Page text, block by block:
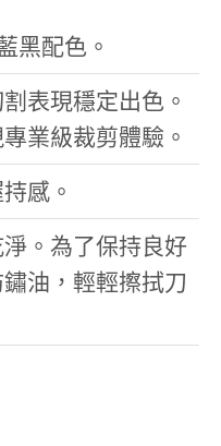
黑配色。
表現穩定出色。
業級裁剪體驗。
感。
。為了保持良好
油，輕輕擦拭刀